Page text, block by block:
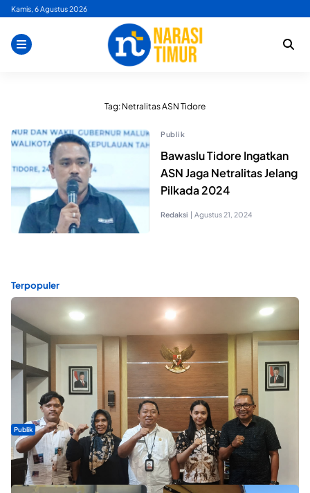
Skip
content
Kamis, 6 Agustus 2026
Tag: Netralitas ASN Tidore
Publik
Bawaslu Tidore Ingatkan
ASN Jaga Netralitas Jelang
Pilkada 2024
Redaksi | Agustus 21, 2024
Terpopuler
Publik
Dua Talenta Muda Ternate Wakili Maluku Utara di Gita Bahana
Nusantara 2026